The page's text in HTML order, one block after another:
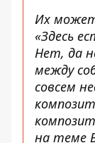
Их может
«Здесь
Нет, да
между
совсем
на теме